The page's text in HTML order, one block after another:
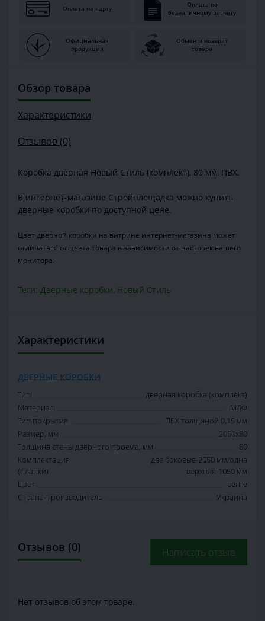
Оплата на карту
Оплата по
безналичному расчету
Официальная
продукция
Обмен и возврат
товара
Обзор товара
Характеристики
Отзывов (0)
Коробка дверная Новый Стиль (комплект), 80 мм, ПВХ.
В интернет-магазине Стройплощадка можно купить
дверные коробки по доступной цене.
Цвет дверной коробки на витрине интернет-магазина может
отличаться от цвета товара в зависимости от настроек вашего
монитора.
Теги: Дверные коробки, Новый Стиль
Характеристики
ДВЕРНЫЕ КОРОБКИ
Тип
дверная коробка (комплект)
Материал
МДФ
Тип покрытия
ПВХ толщиной 0,15 мм
Размер, мм
2050х80
Толщина стены дверного проема, мм
80
Комплектация
(планки)
две боковые-2050 мм/одна
верхняя-1050 мм
Цвет
венге
Страна-производитель
Украина
Отзывов (0) Написать отзыв
Нет отзывов об этом товаре.